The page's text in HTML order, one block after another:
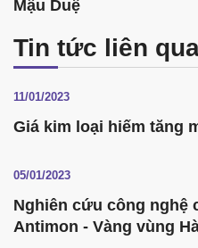
Mậu Duệ
Tin tức liên
11/01/2023
Giá kim loại hiếm tăng
05/01/2023
Nghiên cứu công nghệ
Antimon - Vàng vùng